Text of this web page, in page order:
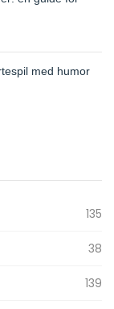
med humor
135
38
139